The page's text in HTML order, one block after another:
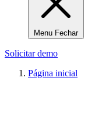
Menu Fechar
Solicitar demo
Página inicial